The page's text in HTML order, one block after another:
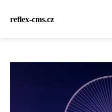
reflex-cms.cz